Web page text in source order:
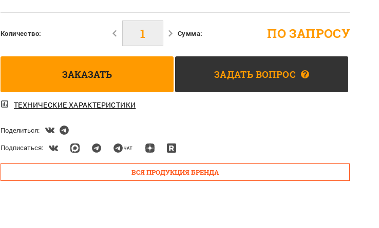
Количество: Сумма: ПО ЗАПРОСУ
ЗАКАЗАТЬ ЗАДАТЬ ВОПРОС ?
ТЕХНИЧЕСКИЕ ХАРАКТЕРИСТИКИ
Поделиться:
Подписаться:
ВСЯ ПРОДУКЦИЯ БРЕНДА